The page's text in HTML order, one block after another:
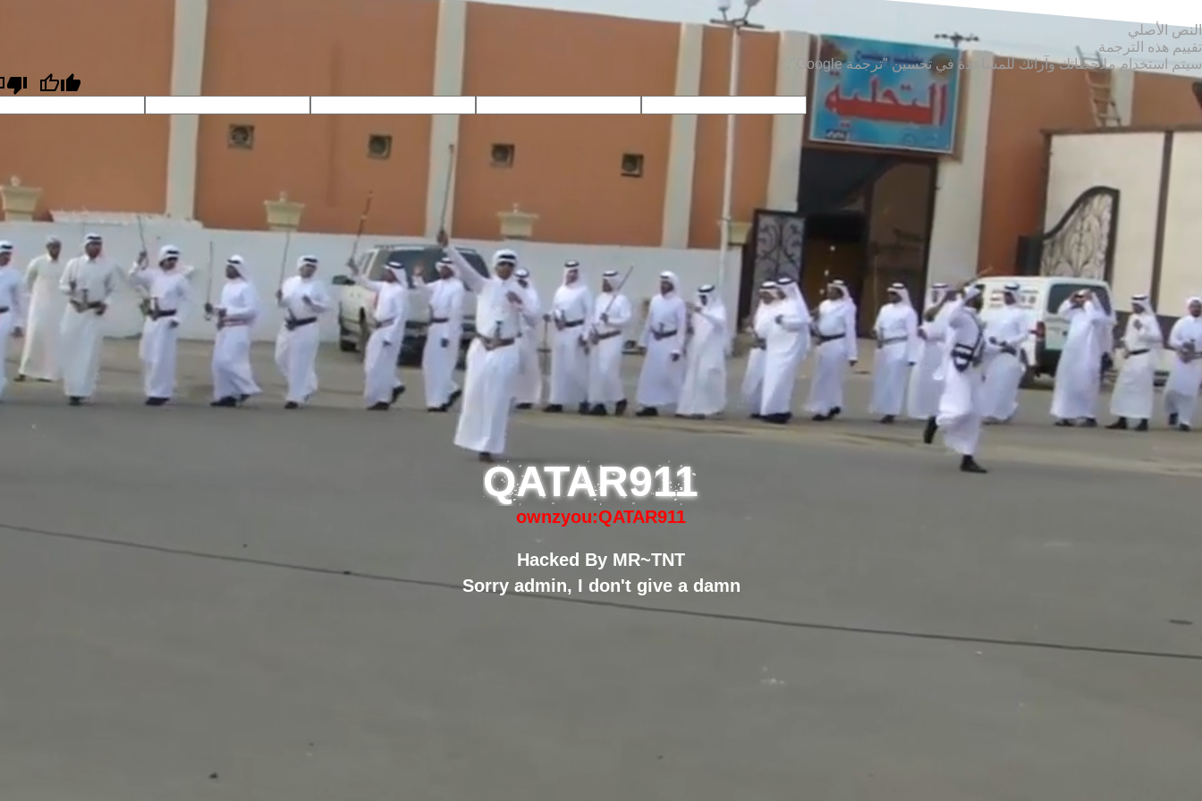
QATAR911
ownzyou:QATAR911
Hacked By MR~TNT
Sorry admin, I don't give a damn
النص الأصلي
تقييم هذه الترجمة
سيتم استخدام ملاحظاتك وآرائك للمساعدة في تحسين "ترجمة Google".